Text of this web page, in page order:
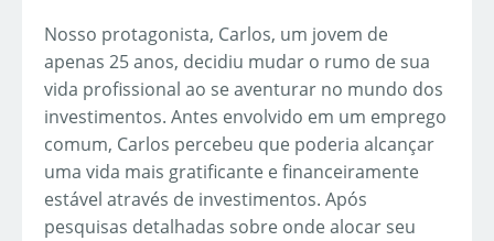
Nosso protagonista, Carlos, um jovem de
apenas 25 anos, decidiu mudar o rumo de sua
vida profissional ao se aventurar no mundo dos
investimentos. Antes envolvido em um emprego
comum, Carlos percebeu que poderia alcançar
uma vida mais gratificante e financeiramente
estável através de investimentos. Após
pesquisas detalhadas sobre onde alocar seu